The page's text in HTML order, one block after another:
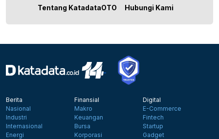
Tentang KatadataOTO Hubungi Kami
Berita
Nasional
Industri
Internasional
Energi
Finansial
Makro
Keuangan
Bursa
Korporasi
Digital
E-Commerce
Fintech
Startup
Gadget